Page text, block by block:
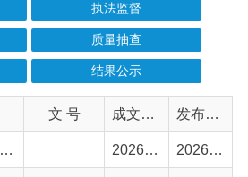
文 号 成文日期 发布日期
2026-07-07 2026-07-08
2026-06-17 2026-06-17
2025-07-21 2025-07-21